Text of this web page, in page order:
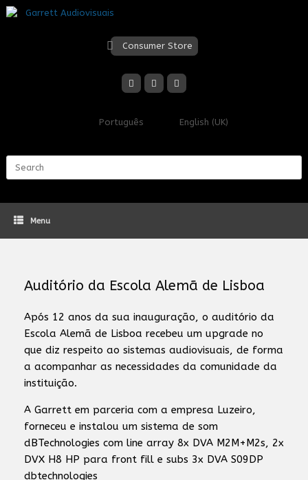
Skip
to
Consumer Store
Português English (UK)
Menu
Auditório da Escola Alemã de Lisboa
Após 12 anos da sua inauguração, o auditório da
Escola Alemã de Lisboa recebeu um upgrade no
que diz respeito ao sistemas audiovisuais, de forma
a acompanhar as necessidades da comunidade da
instituição.
A Garrett em parceria com a empresa Luzeiro,
forneceu e instalou um sistema de som
dBTechnologies com line array 8x DVA M2M+M2s, 2x
DVX H8 HP para front fill e subs 3x DVA S09DP
dbtechnologies